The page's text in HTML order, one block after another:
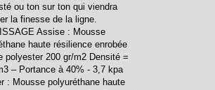
ou ton sur ton qui viendra
la finesse de la ligne.
Assise : Mousse
haute résilience enrobée
polyester 200 gr/m2 Densité =
– Portance à 40% - 3,7 kpa
: Mousse polyuréthane haute